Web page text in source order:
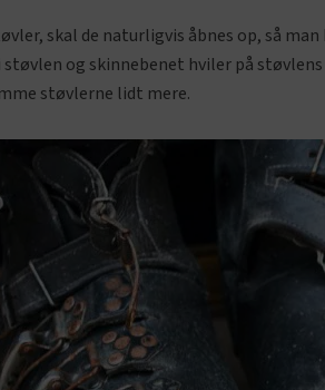
skal de naturligvis åbnes op, så
og skinnebenet hviler på
støvlerne lidt mere.